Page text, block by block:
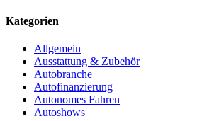
Kategorien
Allgemein
Ausstattung & Zubehör
Autobranche
Autofinanzierung
Autonomes Fahren
Autoshows